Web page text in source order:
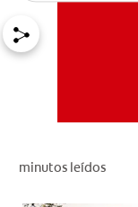
minutos leídos